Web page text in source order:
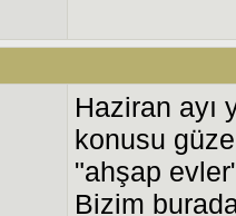
Haziran ayı
konusu
"ahşap
Bizim